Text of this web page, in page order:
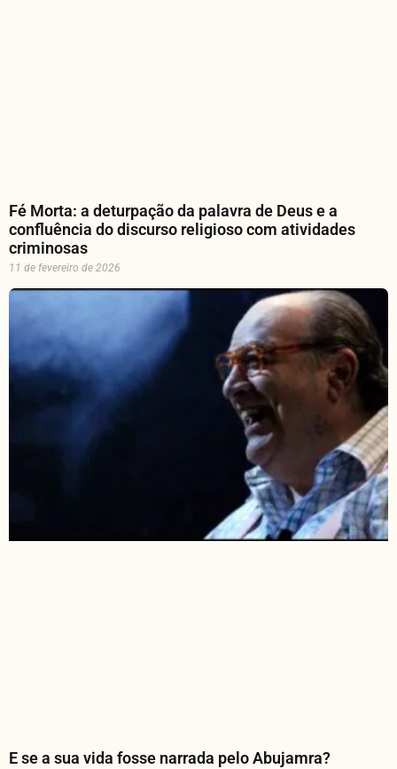
Fé Morta: a deturpação da palavra de Deus e a
confluência do discurso religioso com atividades
criminosas
11 de fevereiro de 2026
E se a sua vida fosse narrada pelo Abujamra?